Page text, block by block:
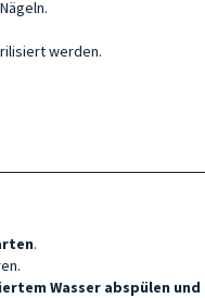
werden.
.
Wasser abspülen